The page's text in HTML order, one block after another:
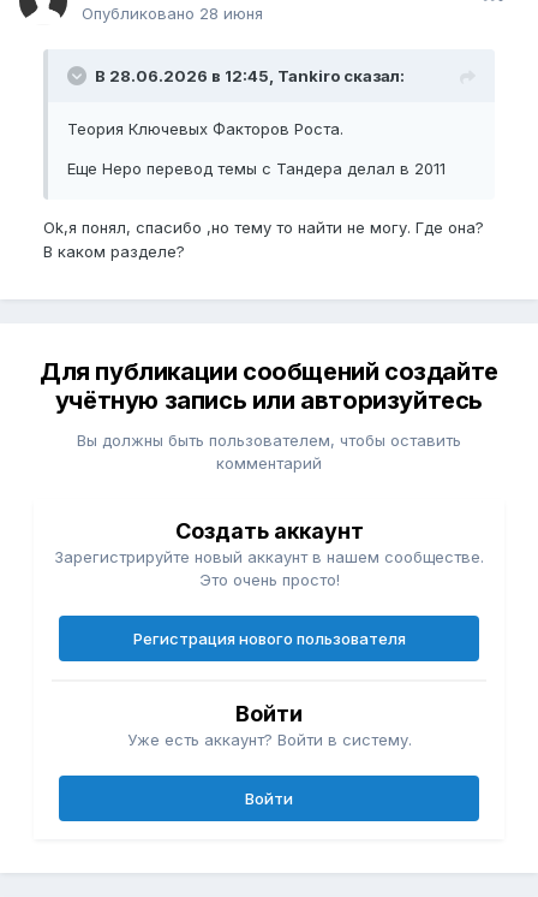
Опубликовано 28 июня
В 28.06.2026 в 12:45, Tankiro сказал:
Теория Ключевых Факторов Роста.
Еще Неро перевод темы с Тандера делал в 2011
Ok,я понял, спасибо ,но тему то найти не могу. Где она?
В каком разделе?
Для публикации сообщений создайте
учётную запись или авторизуйтесь
Вы должны быть пользователем, чтобы оставить
комментарий
Создать аккаунт
Зарегистрируйте новый аккаунт в нашем сообществе.
Это очень просто!
Регистрация нового пользователя
Войти
Уже есть аккаунт? Войти в систему.
Войти